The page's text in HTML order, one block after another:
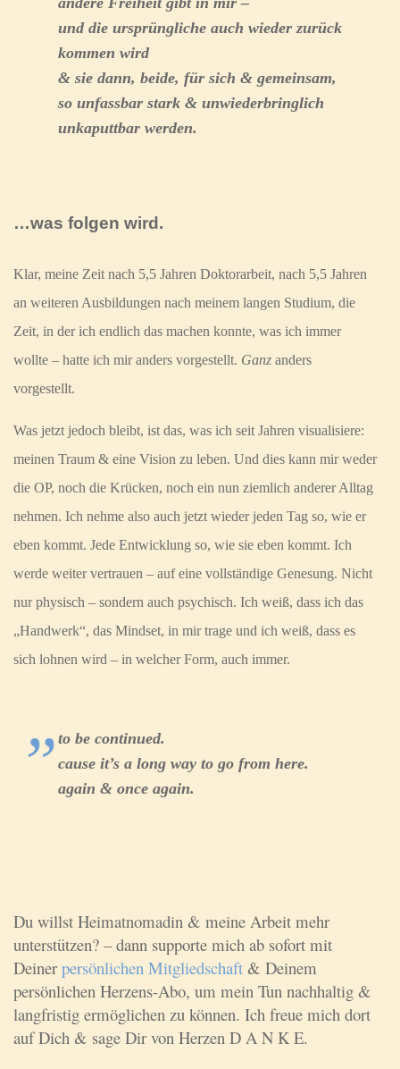
und die ursprüngliche auch wieder zurück
kommen wird
& sie dann, beide, für sich & gemeinsam,
so unfassbar stark & unwiederbringlich
unkaputtbar werden.
…was folgen wird.
Klar, meine Zeit nach 5,5 Jahren Doktorarbeit, nach 5,5 Jahren
an weiteren Ausbildungen nach meinem langen Studium, die
Zeit, in der ich endlich das machen konnte, was ich immer
wollte – hatte ich mir anders vorgestellt. Ganz anders
vorgestellt.
Was jetzt jedoch bleibt, ist das, was ich seit Jahren visualisiere:
meinen Traum & eine Vision zu leben. Und dies kann mir weder
die OP, noch die Krücken, noch ein nun ziemlich anderer Alltag
nehmen. Ich nehme also auch jetzt wieder jeden Tag so, wie er
eben kommt. Jede Entwicklung so, wie sie eben kommt. Ich
werde weiter vertrauen – auf eine vollständige Genesung. Nicht
nur physisch – sondern auch psychisch. Ich weiß, dass ich das
„Handwerk“, das Mindset, in mir trage und ich weiß, dass es
sich lohnen wird – in welcher Form, auch immer.
to be continued.
cause it’s a long way to go from here.
again & once again.
Du willst Heimatnomadin & meine Arbeit mehr
unterstützen? – dann supporte mich ab sofort mit
Deiner persönlichen Mitgliedschaft & Deinem
persönlichen Herzens-Abo, um mein Tun nachhaltig &
langfristig ermöglichen zu können. Ich freue mich dort
auf Dich & sage Dir von Herzen D A N K E.